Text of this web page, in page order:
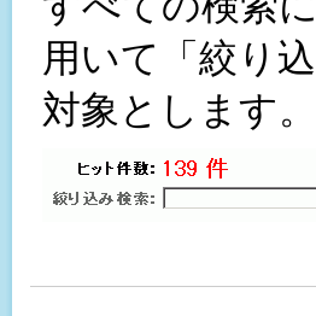
用いて「絞り
対象とします